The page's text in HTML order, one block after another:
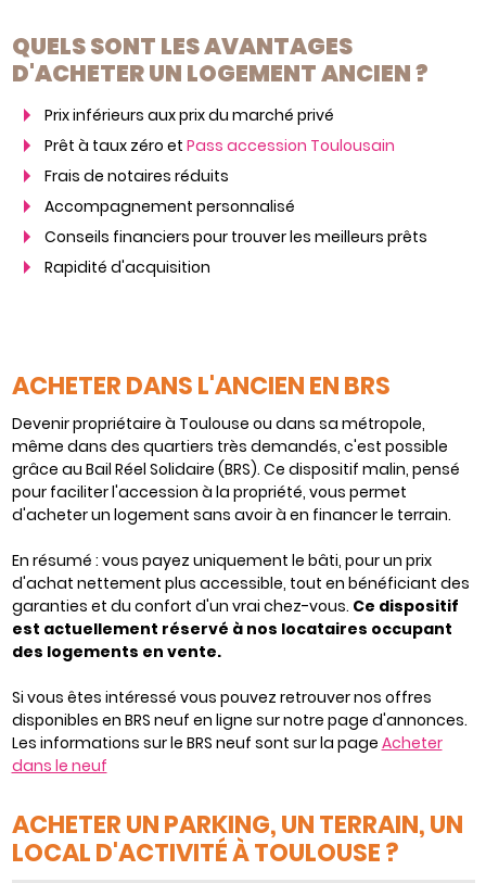
QUELS SONT LES AVANTAGES
D'ACHETER UN LOGEMENT ANCIEN ?
Prix inférieurs aux prix du marché privé
Prêt à taux zéro et Pass accession Toulousain
Frais de notaires réduits
Accompagnement personnalisé
Conseils financiers pour trouver les meilleurs prêts
Rapidité d'acquisition
ACHETER DANS L'ANCIEN EN BRS
Devenir propriétaire à Toulouse ou dans sa métropole,
même dans des quartiers très demandés, c'est possible
grâce au Bail Réel Solidaire (BRS). Ce dispositif malin, pensé
pour faciliter l'accession à la propriété, vous permet
d'acheter un logement sans avoir à en financer le terrain.
En résumé : vous payez uniquement le bâti, pour un prix
d'achat nettement plus accessible, tout en bénéficiant des
garanties et du confort d'un vrai chez-vous. Ce dispositif
est actuellement réservé à nos locataires occupant
des logements en vente.
Si vous êtes intéressé vous pouvez retrouver nos offres
disponibles en BRS neuf en ligne sur notre page d'annonces.
Les informations sur le BRS neuf sont sur la page Acheter
dans le neuf
ACHETER UN PARKING, UN TERRAIN, UN
LOCAL D'ACTIVITÉ À TOULOUSE ?